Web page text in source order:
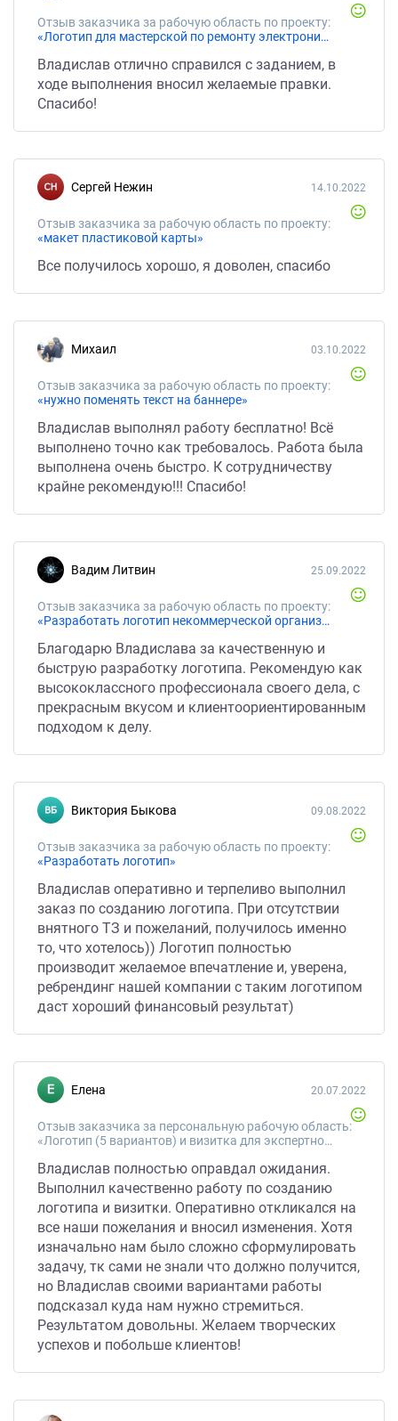
Отзыв заказчика за рабочую область по проекту:
«Логотип для мастерской по ремонту электроники»
Владислав отлично справился с заданием, в
ходе выполнения вносил желаемые правки.
Спасибо!
Сергей Нежин
Отзыв заказчика за рабочую область по проекту:
«макет пластиковой карты»
14.10.2022
Все получилось хорошо, я доволен, спасибо
Михаил
Отзыв заказчика за рабочую область по проекту:
«нужно поменять текст на баннере»
03.10.2022
Владислав выполнял работу бесплатно! Всё
выполнено точно как требовалось. Работа была
выполнена очень быстро. К сотрудничеству
крайне рекомендую!!! Спасибо!
Вадим Литвин
Отзыв заказчика за рабочую область по проекту:
«Разработать логотип некоммерческой организации»
25.09.2022
Благодарю Владислава за качественную и
быструю разработку логотипа. Рекомендую как
высококлассного профессионала своего дела, с
прекрасным вкусом и клиентоориентированным
подходом к делу.
Виктория Быкова
Отзыв заказчика за рабочую область по проекту:
«Разработать логотип»
09.08.2022
Владислав оперативно и терпеливо выполнил
заказ по созданию логотипа. При отсутствии
внятного ТЗ и пожеланий, получилось именно
то, что хотелось)) Логотип полностью
производит желаемое впечатление и, уверена,
ребрендинг нашей компании с таким логотипом
даст хороший финансовый результат)
Елена
Отзыв заказчика за персональную рабочую область:
«Логотип (5 вариантов) и визитка для экспертного учреждения»
20.07.2022
Владислав полностью оправдал ожидания.
Выполнил качественно работу по созданию
логотипа и визитки. Оперативно откликался на
все наши пожелания и вносил изменения. Хотя
изначально нам было сложно сформулировать
задачу, тк сами не знали что должно получится,
но Владислав своими вариантами работы
подсказал куда нам нужно стремиться.
Результатом довольны. Желаем творческих
успехов и побольше клиентов!